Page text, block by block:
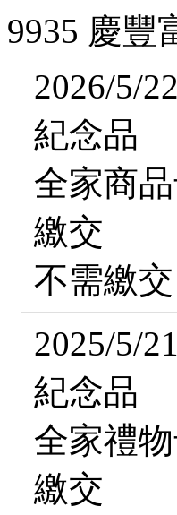
9935 慶豐
2026/5/
紀念品
全家商
繳交
不需繳交
2025/5/
紀念品
全家禮
繳交